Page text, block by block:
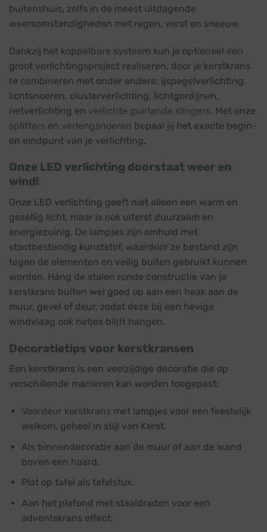
buitenshuis, zelfs in de meest uitdagende
weersomstandigheden met regen, vorst en sneeuw.
Dankzij het koppelbare systeem kun je optioneel een
groot verlichtingsproject realiseren, door je kerstkrans
te combineren met onder andere: ijspegelverlichting,
lichtsnoeren, clusterverlichting, lichtgordijnen,
netverlichting en verlichte guirlande slingers. Met onze
splitters en verlengsnoeren bepaal jij het exacte begin-
en eindpunt van je verlichting.
Onze LED verlichting doorstaat weer en
wind!
Onze LED verlichting geeft niet alleen een warm en
gezellig licht, maar is ook uiterst duurzaam en
energiezuinig. De lampjes zijn omhuld met
stootbestendig kunststof, waardoor ze bestand zijn
tegen de elementen en veilig buiten gebruikt kunnen
worden. Hang de stalen ronde constructie van je
kerstkrans buiten wel goed op aan een haak aan de
muur, gevel of deur, zodat deze bij een hevige
windvlaag ook netjes blijft hangen.
Decoratietips voor kerstkransen
Een kerstkrans is een veelzijdige decoratie die op
verschillende manieren kan worden toegepast:
Voordeur kerstkrans met lampjes voor een feestelijk
welkom, geheel in stijl van Kerst.
Als binnendecoratie aan de muur of aan de wand
boven een haard.
Plat op tafel als tafelstuk.
Aan het plafond met staaldraden voor een
adventskrans effect.